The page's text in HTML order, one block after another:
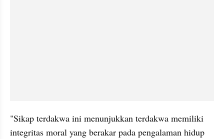
"Sikap terdakwa ini menunjukkan terdakwa memiliki
integritas moral yang berakar pada pengalaman hidup